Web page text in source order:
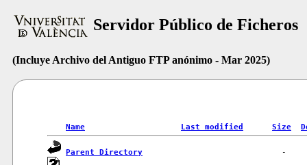
Servidor Público de Ficheros
(Incluye Archivo del Antiguo FTP anónimo - Mar 2025)
Name Last modified Size
Parent Directory